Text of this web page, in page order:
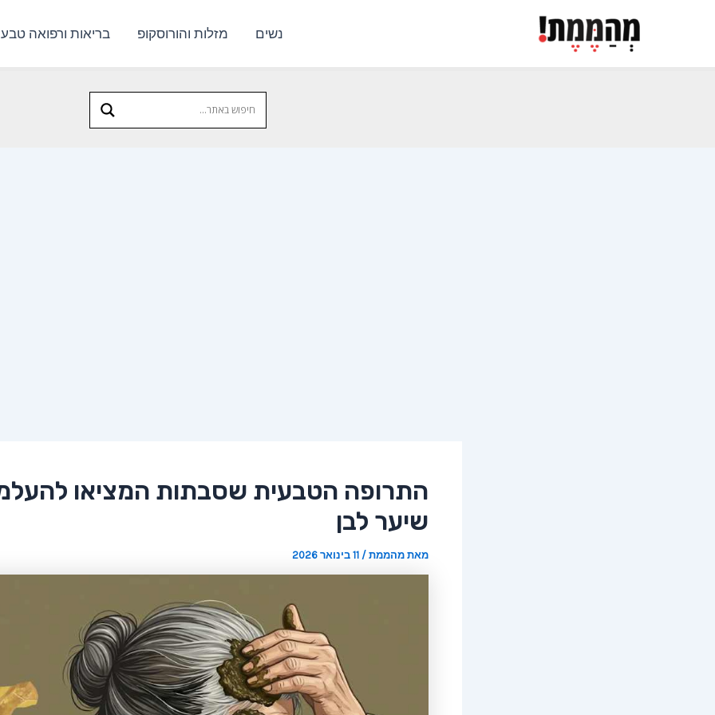
נשים מזלות והורוסקופ בריאות ורפואה
התרופה הטבעית שסבתות המציאו
שיער לבן
מאתמהממת/11 בינואר 2026